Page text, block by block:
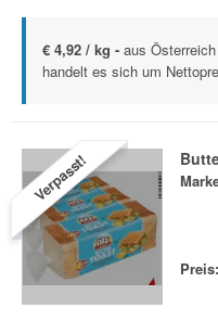
€ 4,92 / kg - aus
handelt es sich um
Verpasst!
Preis: